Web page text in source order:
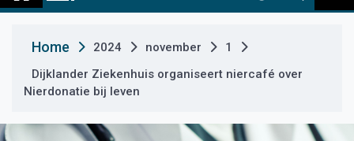
t
Home 2024 november
1
Dijklander Ziekenhuis organiseert niercafé over
Nierdonatie bij leven